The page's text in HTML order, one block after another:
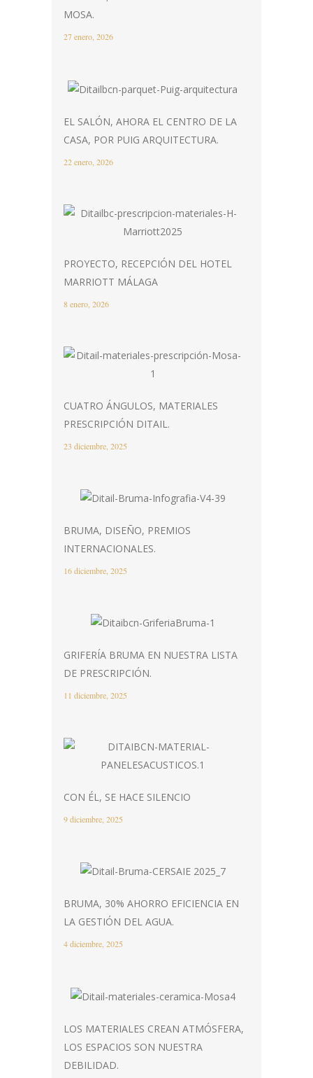
MOSA.
27 enero, 2026
EL SALÓN, AHORA EL CENTRO DE LA
CASA, POR PUIG ARQUITECTURA.
22 enero, 2026
PROYECTO, RECEPCIÓN DEL HOTEL
MARRIOTT MÁLAGA
8 enero, 2026
CUATRO ÁNGULOS, MATERIALES
PRESCRIPCIÓN DITAIL.
23 diciembre, 2025
BRUMA, DISEÑO, PREMIOS
INTERNACIONALES.
16 diciembre, 2025
GRIFERÍA BRUMA EN NUESTRA LISTA
DE PRESCRIPCIÓN.
11 diciembre, 2025
CON ÉL, SE HACE SILENCIO
9 diciembre, 2025
BRUMA, 30% AHORRO EFICIENCIA EN
LA GESTIÓN DEL AGUA.
4 diciembre, 2025
LOS MATERIALES CREAN ATMÓSFERA,
LOS ESPACIOS SON NUESTRA
DEBILIDAD.